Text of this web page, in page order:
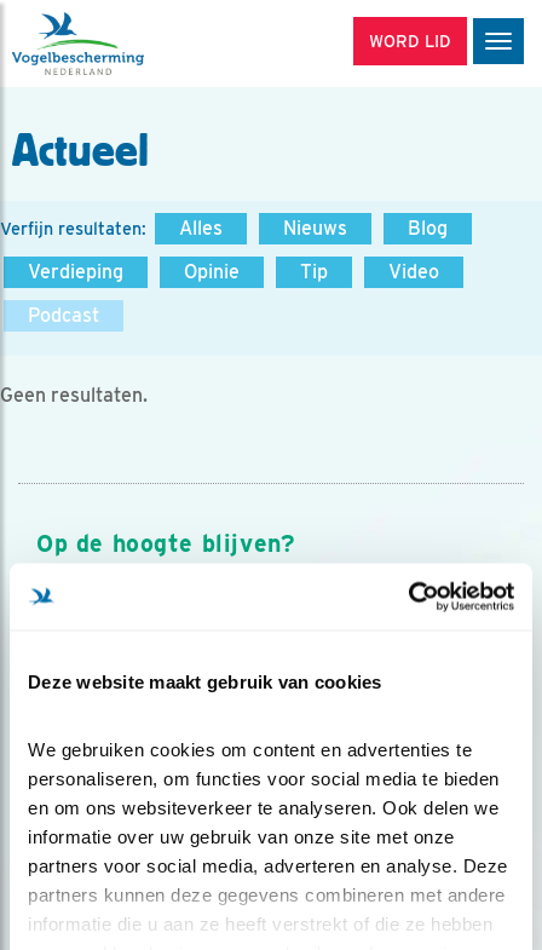
Deze website maakt gebruik van cookies
We gebruiken cookies om content en advertenties te
personaliseren, om functies voor social media te bieden
en om ons websiteverkeer te analyseren. Ook delen we
informatie over uw gebruik van onze site met onze
partners voor social media, adverteren en analyse. Deze
partners kunnen deze gegevens combineren met andere
informatie die u aan ze heeft verstrekt of die ze hebben
WORD LID
Actueel
Verfijn resultaten: Alles Nieuws
Blog
Verdieping
Opinie Tip
Video
Podcast
Geen resultaten.
Op de hoogte blijven?
Meld je aan en ontvang nieuws, inspiratie, acties en tips
over vogels en activiteiten van Vogelbescherming.